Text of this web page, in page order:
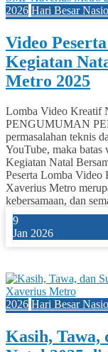
2026 Hari Besar
Video
Kegiatan
Metro 2025
Lomba Video Kreatif
PENGUMUMAN
permasalahan teknis
YouTube, maka
Kegiatan Natal
Peserta Lomba Video
Xaverius Metro
kebersamaan, dan
9
Jan 2026
2026 Hari Besar
Kasih, Tawa,